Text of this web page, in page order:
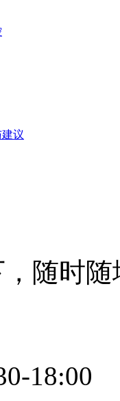
议
随时
18:00